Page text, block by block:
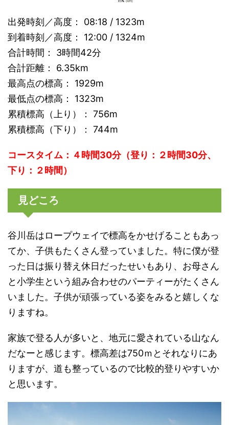
出発時刻／高度： 08:18 / 1323m
到着時刻／高度： 12:00 / 1324m
合計時間： 3時間42分
合計距離： 6.35km
最高点の標高： 1929m
最低点の標高： 1323m
累積標高（上り）： 756m
累積標高（下り）： 744m
コースタイム：４時間30分（登り：２時間30分、
下り：２時間）
見どころ
谷川岳はロープウェイで標高をかせげることもあっ
てか、子供もたくさん登っていました。特に僕が登
った日は振り替え休日だったせいもあり、お母さん
と小学生という組み合わせのパーティーがたくさん
いました。子供が頑張っている姿をみると嬉しくな
りますね。
家族で登る人が多いと、地元に愛されている山なん
だなーと感じます。標高差は750ｍとそれなりにあ
りますが、道も整っているので比較的登りやすいか
と思います。